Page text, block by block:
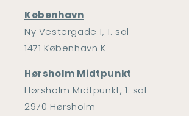
København
Ny Vestergade 1, 1. sal
1471 København K
Hørsholm Midtpunkt
Hørsholm Midtpunkt, 1. sal
2970 Hørsholm